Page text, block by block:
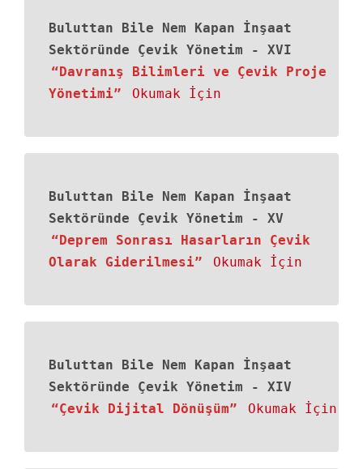
Buluttan Bile Nem Kapan İnşaat
Sektöründe Çevik Yönetim
- XVI
“Davranış Bilimleri ve Çevik Proje
Yönetimi”
Okumak İçin
Buluttan Bile Nem Kapan İnşaat
Sektöründe Çevik Yönetim
- XV
“Deprem Sonrası Hasarların Çevik
Olarak Giderilmesi”
Okumak İçin
Buluttan Bile Nem Kapan İnşaat
Sektöründe Çevik Yönetim
- XIV
“Çevik Dijital Dönüşüm”
Okumak İçin